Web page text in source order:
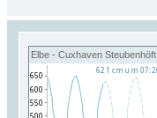
Elbe - Cuxhaven Steubenhöft